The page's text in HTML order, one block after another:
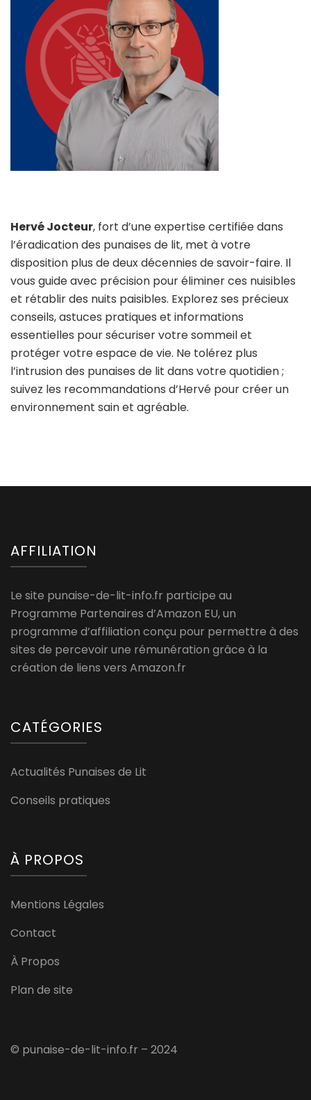
Hervé Jocteur, fort d’une expertise certifiée dans
l’éradication des punaises de lit, met à votre
disposition plus de deux décennies de savoir-faire. Il
vous guide avec précision pour éliminer ces nuisibles
et rétablir des nuits paisibles. Explorez ses précieux
conseils, astuces pratiques et informations
essentielles pour sécuriser votre sommeil et
protéger votre espace de vie. Ne tolérez plus
l’intrusion des punaises de lit dans votre quotidien ;
suivez les recommandations d’Hervé pour créer un
environnement sain et agréable.
AFFILIATION
Le site punaise-de-lit-info.fr participe au
Programme Partenaires d’Amazon EU, un
programme d’affiliation conçu pour permettre à des
sites de percevoir une rémunération grâce à la
création de liens vers Amazon.fr
CATÉGORIES
Actualités Punaises de Lit
Conseils pratiques
À PROPOS
Mentions Légales
Contact
À Propos
Plan de site
© punaise-de-lit-info.fr – 2024